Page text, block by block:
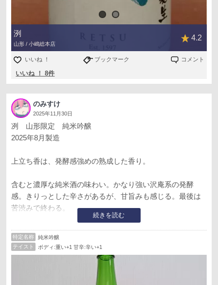
洌
山形 / 小嶋総本店
4.2
いいね ！ ブックマーク コメント
いいね ！ 8件
のみすけ
2025年11月30日
続きを読む
冽 山形限定 純米吟醸
2025年8月製造
上立ち香は、発酵感強めの熟成した香り。
含むと濃厚な純米酒の味わい。かなり強い沢庵系の発酵
感。きりっとした辛さがあるが、甘旨みも感じる。最後は
苦渋みで終わる。
ラベル記載の上品さやガス感は感じなかった。
特定名称
純米吟醸
テイスト
ボディ:重い+1 甘辛:辛い+1